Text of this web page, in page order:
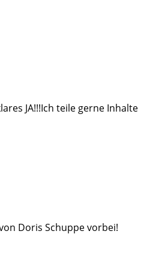
JA!!!Ich teile gerne Inhalte
Doris Schuppe vorbei!